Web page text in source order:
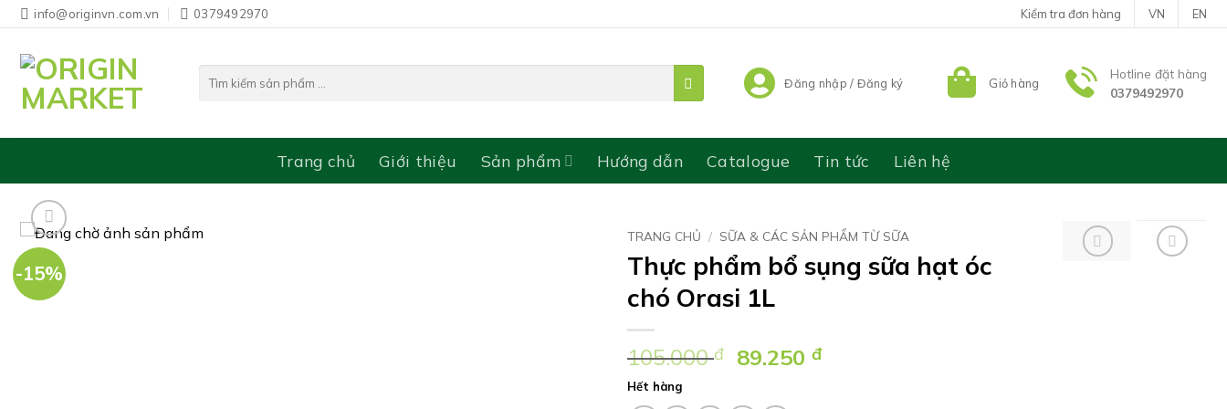
qua
info@originvn.com.vn 0379492970 Kiểm tra đơn hàng VN EN
kiếm:
Đăng nhập / Đăng ký Giỏ hàng
Hotline đặt hàng
0379492970
Trang chủ Giới thiệu Sản phẩm Hướng dẫn Catalogue Tin tức Liên hệ
-15%
TRANG CHỦ / SỮA & CÁC SẢN PHẨM TỪ SỮA
Thực phẩm bổ sụng sữa hạt óc
chó Orasi 1L
105.000đ
Giá
là:
89.250đGiá
Hết hàng